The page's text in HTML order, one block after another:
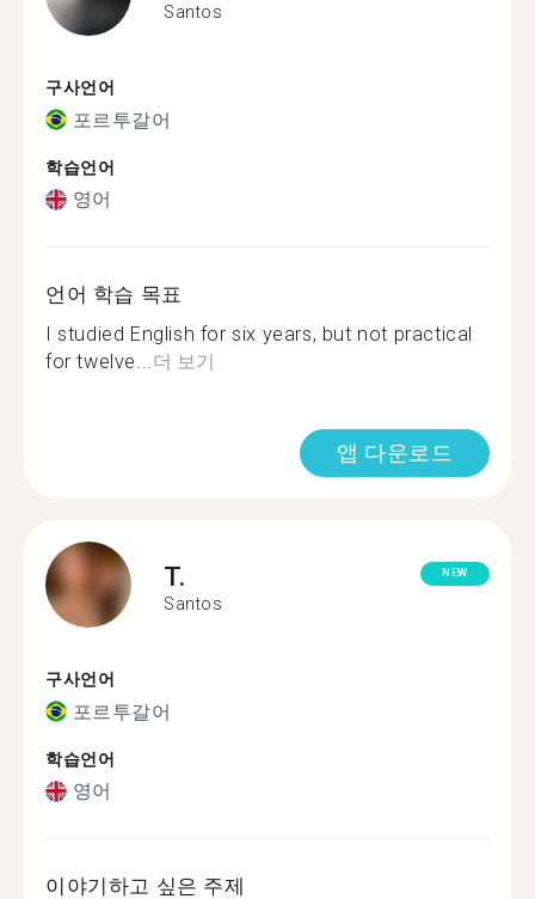
Santos
구사언어
포르투갈어
학습언어
영어
언어 학습 목표
I studied English for six years, but not practical
for twelve...더 보기
앱 다운로드
T.
Santos
NEW
구사언어
포르투갈어
학습언어
영어
이야기하고 싶은 주제